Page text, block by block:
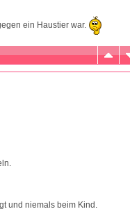
ein Haustier war.
und niemals beim Kind.